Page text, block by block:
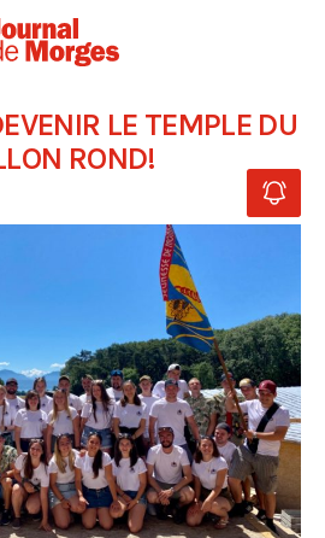
LE TEMPLE DU
ROND!